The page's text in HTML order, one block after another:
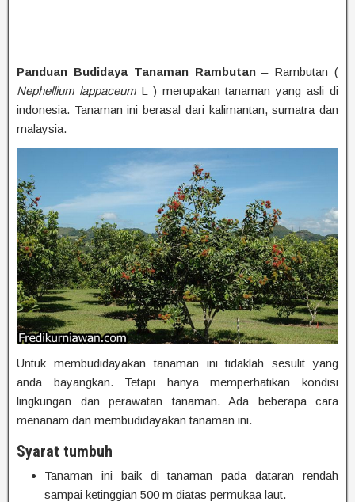
Panduan Budidaya Tanaman Rambutan– Rambutan (
Nephellium lappaceumL ) merupakan tanaman yang asli di
indonesia. Tanaman ini berasal dari kalimantan, sumatra dan
malaysia.
Untuk membudidayakan tanaman ini tidaklah sesulit yang
anda bayangkan. Tetapi hanya memperhatikan kondisi
lingkungan dan perawatan tanaman. Ada beberapa cara
menanam dan membudidayakan tanaman ini.
Syarat tumbuh
Tanaman ini baik di tanaman pada dataran rendah
sampai ketinggian 500 m diatas permukaa laut.